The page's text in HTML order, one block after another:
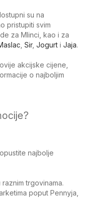
su na
pristupiti svim
za Mlinci, kao i za
, Sir, Jogurt i Jaja.
akcijske cijene,
o najboljim
najbolje
trgovinama.
poput Pennyja,